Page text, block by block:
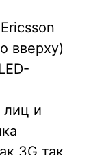
вверху)
лиц и
3G так